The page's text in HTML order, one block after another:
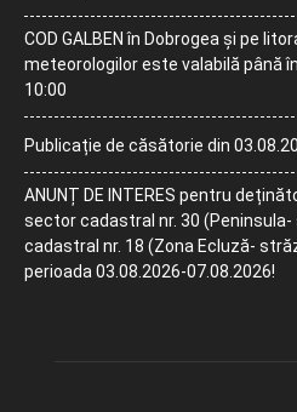
COD GALBEN în Dobrogea și pe
meteorologilor este valabilă până
10:00
Publicație de căsătorie din
ANUNȚ DE INTERES pentru
sector cadastral nr. 30
cadastral nr. 18 (Zona Ecluză-
perioada 03.08.2026-07.08.2026!